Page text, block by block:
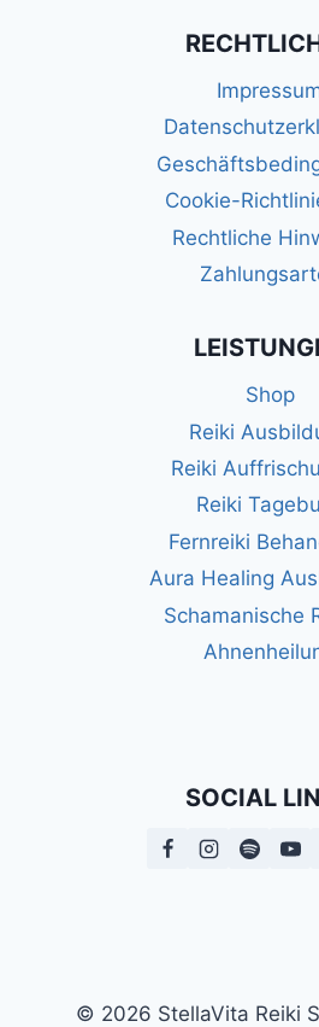
Cookie-
Rechtliche
Shop
Reiki
Reiki
Reiki
Fernreiki
Aura Healing
Schamanische
SOCIAL
© 2026 StellaVita Reiki